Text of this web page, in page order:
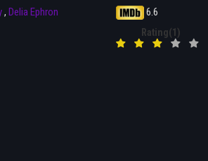
, Delia Ephron
6.6
Rating(1)